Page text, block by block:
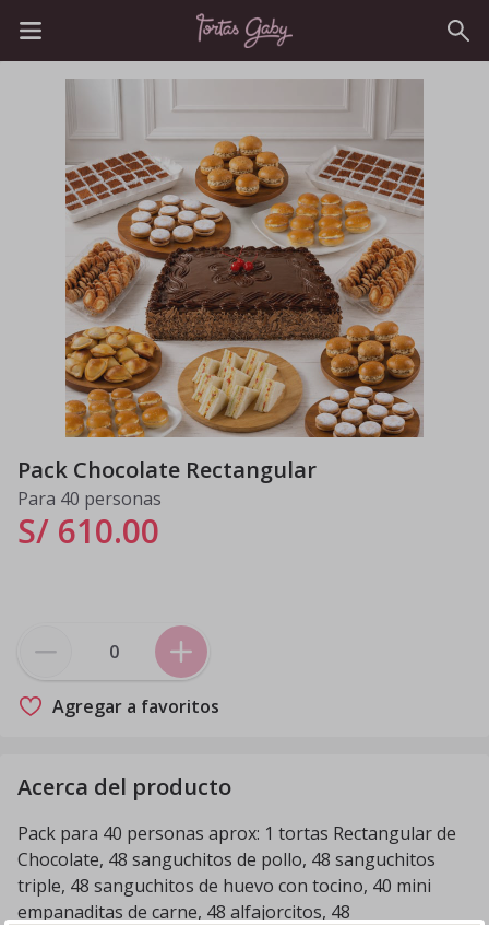
Pack Chocolate Rectangular
Para 40 personas
S/ 610.00
Agregar a favoritos
Acerca del producto
Pack para 40 personas aprox: 1 tortas Rectangular de
Chocolate, 48 sanguchitos de pollo, 48 sanguchitos
triple, 48 sanguchitos de huevo con tocino, 40 mini
empanaditas de carne, 48 alfajorcitos, 48